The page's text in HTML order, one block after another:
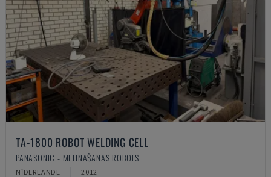
TA-1800 ROBOT WELDING CELL
PANASONIC - METINĀŠANAS ROBOTS
NĪDERLANDE 2012